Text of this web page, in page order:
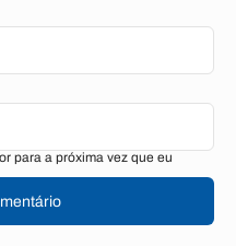
para a próxima vez que eu